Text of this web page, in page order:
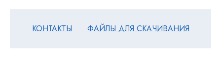
КОНТАКТЫ ФАЙЛЫ ДЛЯ СКАЧИВАНИЯ